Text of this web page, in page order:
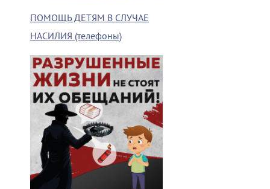
ПОМОЩЬ ДЕТЯМ В СЛУЧАЕ
НАСИЛИЯ (телефоны)